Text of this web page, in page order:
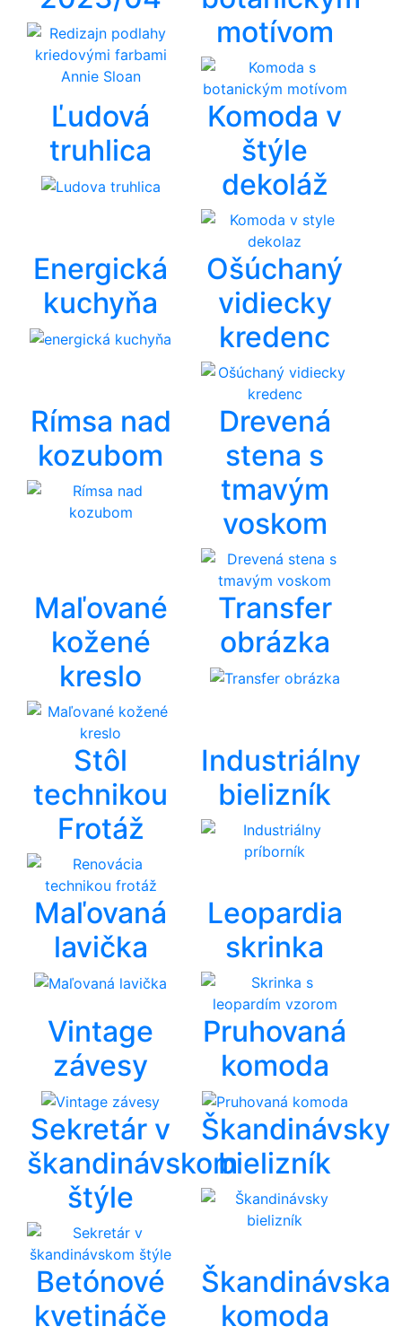
motívom
Ľudová
truhlica
Komoda v
štýle
dekoláž
Energická
kuchyňa
Ošúchaný
vidiecky
kredenc
Rímsa nad
kozubom
Drevená
stena s
tmavým
voskom
Maľované
kožené
kreslo
Transfer
obrázka
Stôl
technikou
Frotáž
Industriálny
bielizník
Maľovaná
lavička
Leopardia
skrinka
Vintage
závesy
Pruhovaná
komoda
Sekretár v
škandinávskom
štýle
Škandinávsky
bielizník
Betónové
kvetináče
Škandinávska
komoda